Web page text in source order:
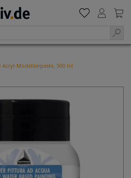
Acryl-Modellierpaste, 500 ml